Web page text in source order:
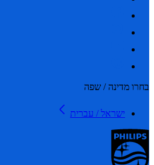
מדינה / שפה
ישראל / עברית